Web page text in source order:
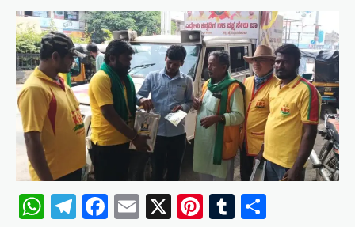
WhatsApp
Telegram
Facebook
Email
X Pinterest
Tumblr